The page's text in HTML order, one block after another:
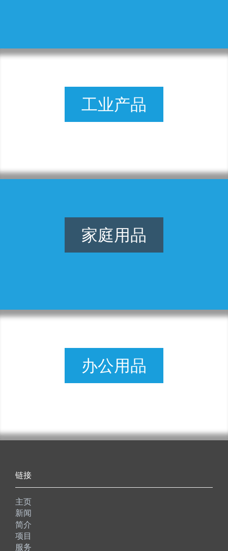
工业产品
家庭用品
办公用品
链接
主页
新闻
简介
项目
服务